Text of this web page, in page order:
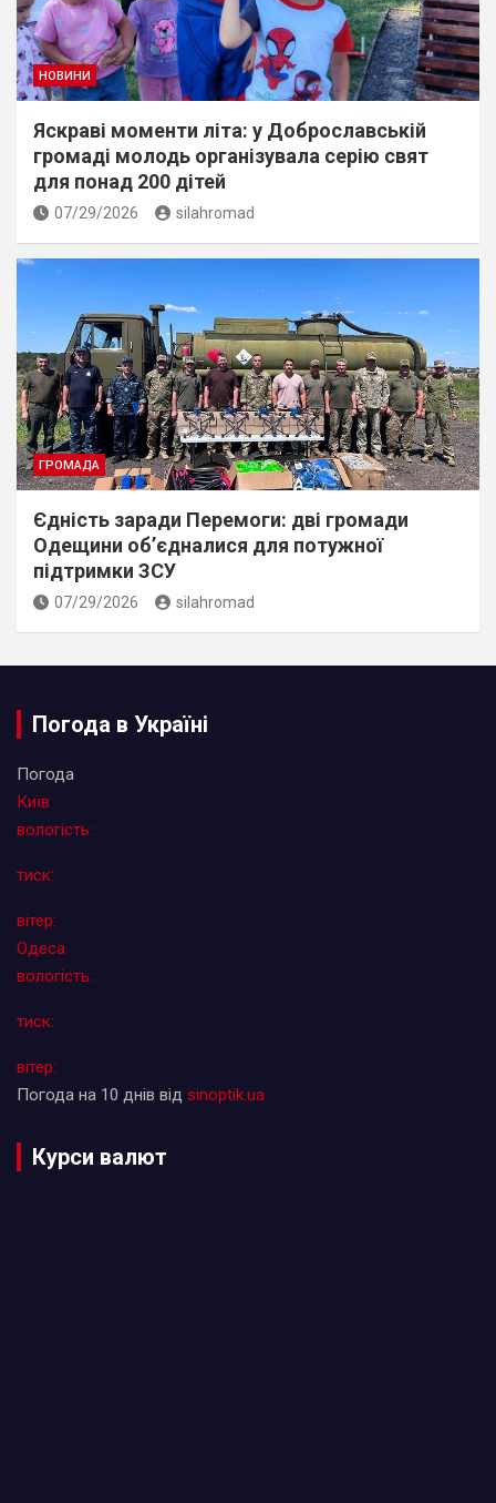
НОВИНИ
Яскраві моменти літа: у Доброславській
громаді молодь організувала серію свят
для понад 200 дітей
07/29/2026 silahromad
ГРОМАДА
Єдність заради Перемоги: дві громади
Одещини об’єдналися для потужної
підтримки ЗСУ
07/29/2026 silahromad
Погода в Україні
Погода
Київ
вологість:
тиск:
вітер:
Одеса
вологість:
тиск:
вітер:
Погода на 10 днів від sinoptik.ua
Курси валют